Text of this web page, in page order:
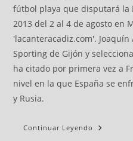
fútbol playa que disputará la
2013 del 2 al 4 de agosto en
'lacanteracadiz.com'.
Sporting de Gijón y
ha citado por primera vez a
nivel en la que España se
y Rusia.
Continuar Leyendo